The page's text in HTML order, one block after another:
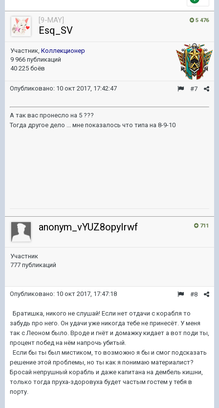
5 476
[9-MAY]
Esq_SV
Участник, Коллекционер
9 966 публикаций
40 225 боёв
#7
Опубликовано: 10 окт 2017, 17:42:47
А так вас пронесло на 5 ???
Тогда другое дело ... мне показалось что типа на 8-9-10
711
anonym_vYUZ8opyIrwf
Участник
777 публикаций
#8
Опубликовано: 10 окт 2017, 17:47:18
Братишка, никого не слушай! Если нет отдачи с корабля то
забудь про него. Он удачи уже никогда тебе не принесёт. У меня
так с Леоном было. Вроде и гнёт и домажку кидает а вот поди ты,
процент побед на нём напрочь убитый.
Если бы ты был мистиком, то возможно я бы и смог подсказать
решение этой проблемы, но ты как я понимаю материалист?
Бросай непрушный корабль и даже капитана на дембель кишни,
только тогда пруха-здоровуха будет частым гостем у тебя в
порту.